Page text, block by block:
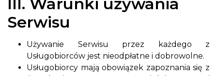
Serwisu
Używanie Serwisu przez każdego z
Usługobiorców jest nieodpłatne i dobrowolne.
Usługobiorcy mają obowiązek zapoznania się z